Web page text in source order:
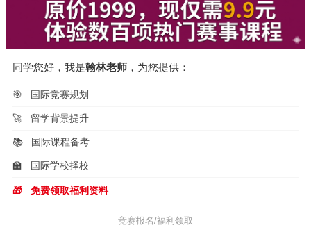
同学您好，我是翰林老师 ，为您提供：
🎯 国际竞赛规划
🚀 留学背景提升
📚 国际课程备考
🏫 国际学校择校
🎁 免费领取福利资料
竞赛报名/福利领取